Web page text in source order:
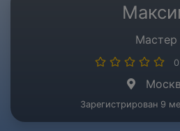
Мастер
Зарегистрирован 9